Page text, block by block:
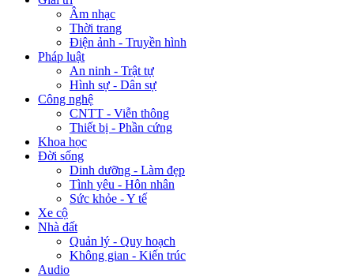
Âm nhạc
Thời trang
Điện ảnh - Truyền hình
Pháp luật
An ninh - Trật tự
Hình sự - Dân sự
Công nghệ
CNTT - Viễn thông
Thiết bị - Phần cứng
Khoa học
Đời sống
Dinh dưỡng - Làm đẹp
Tình yêu - Hôn nhân
Sức khỏe - Y tế
Xe cộ
Nhà đất
Quản lý - Quy hoạch
Không gian - Kiến trúc
Audio